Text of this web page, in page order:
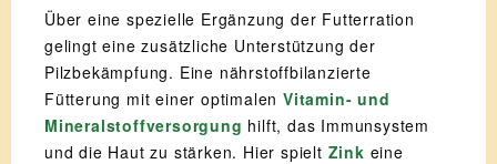
Über eine spezielle Ergänzung der Futterration
gelingt eine zusätzliche Unterstützung der
Pilzbekämpfung. Eine nährstoffbilanzierte
Fütterung mit einer optimalenVitamin- und
Mineralstoffversorgung hilft, das Immunsystem
und die Haut zu stärken. Hier spielt Zink eine